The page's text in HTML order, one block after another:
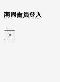
商周會員登入
×